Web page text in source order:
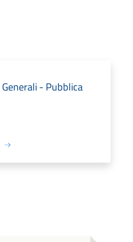
- Pubblica